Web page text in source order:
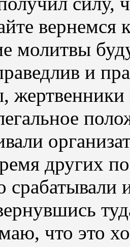
молитвы
и
других
срабатывали
что это